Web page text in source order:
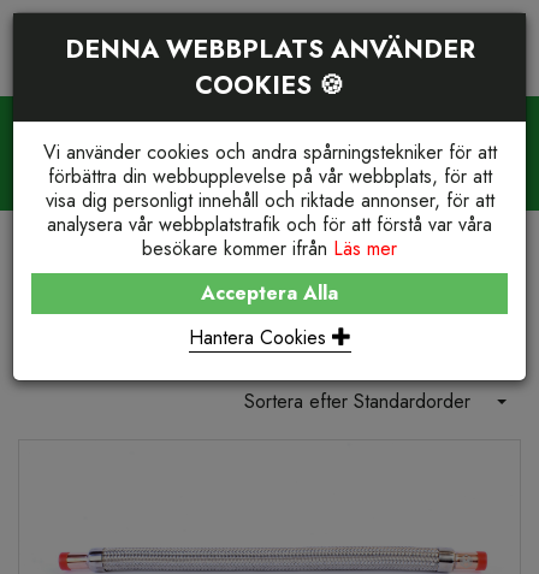
WE STOCK IT. YOU GET IT.
Reservdelar och support +46(0)23-77 66 210
REFRIGERATION
CARRIER® REPLACEMENT
Carrier® Replacement
Sortera efter Standardorder
DENNA WEBBPLATS ANVÄNDER
COOKIES 🍪
Vi använder cookies och andra spårningstekniker för att
förbättra din webbupplevelse på vår webbplats, för att
visa dig personligt innehåll och riktade annonser, för att
analysera vår webbplatstrafik och för att förstå var våra
besökare kommer ifrån Läs mer
Acceptera Alla
Hantera Cookies